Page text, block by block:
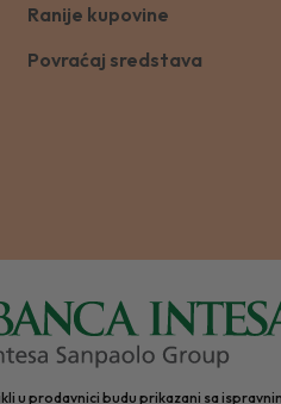
Ranije kupovine
Povraćaj sredstava
u prodavnici budu prikazani sa